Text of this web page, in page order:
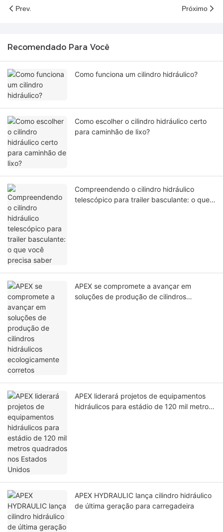
Prev. Próximo
Recomendado Para Você
Como funciona um cilindro hidráulico?
Como escolher o cilindro hidráulico certo
para caminhão de lixo?
Compreendendo o cilindro hidráulico
telescópico para trailer basculante: o que
APEX se compromete a avançar em
soluções de produção de cilindros
APEX liderará projetos de equipamentos
hidráulicos para estádio de 120 mil metros
APEX HYDRAULIC lança cilindro hidráulico
de última geração para carregadeira